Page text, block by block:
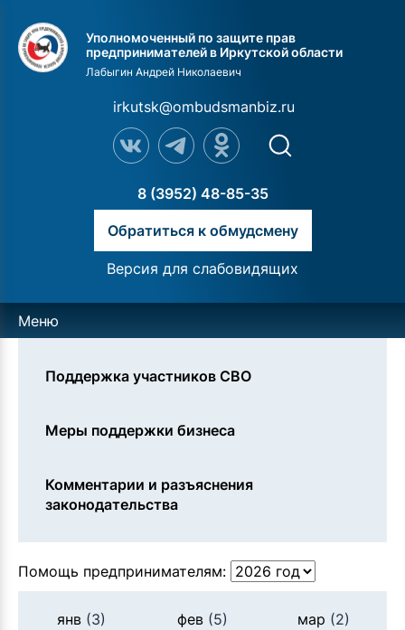
Уполномоченный по защите прав
предпринимателей в Иркутской области
Лабыгин Андрей Николаевич
irkutsk@ombudsmanbiz.ru
8 (3952) 48-85-35
Обратиться к обмудсмену
Версия для слабовидящих
Меню
Поддержка участников СВО
Меры поддержки бизнеса
Комментарии и разъяснения
законодательства
Помощь предпринимателям:
янв(3) фев(5) мар (2)